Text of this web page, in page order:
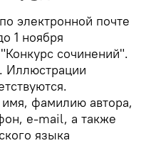
электронной почте
1 ноября
сочинений".
Иллюстрации
фамилию автора,
e-mail, а также
языка